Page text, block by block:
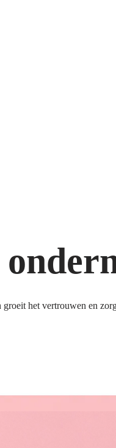
het vertrouwen en